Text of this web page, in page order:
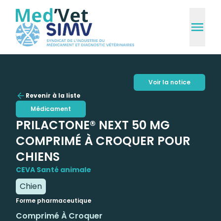
Revenir à la liste
Médicament
PRILACTONE® NEXT 50 MG
COMPRIMÉ À CROQUER POUR
CHIENS
CEVA Santé animale
Chien
Forme pharmaceutique
Comprimé À Croquer
Voir la notice